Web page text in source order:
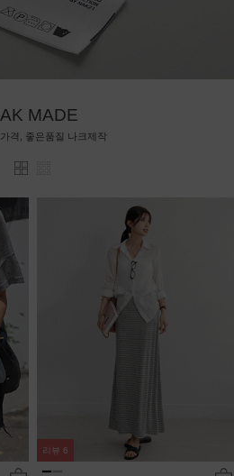
MADE
격, 좋은품질 나크제작
리뷰 6